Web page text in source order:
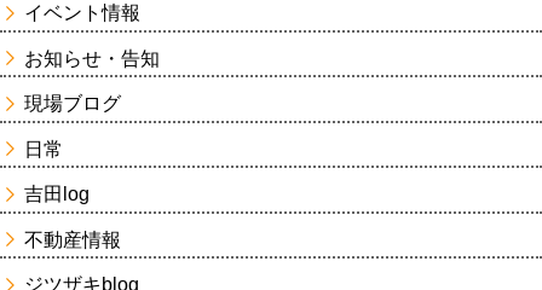
イベント情報
お知らせ・告知
現場ブログ
日常
吉田log
不動産情報
ジツザキblog